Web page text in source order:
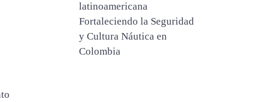
latinoamericana
Fortaleciendo la Seguridad
y Cultura Náutica en
Colombia